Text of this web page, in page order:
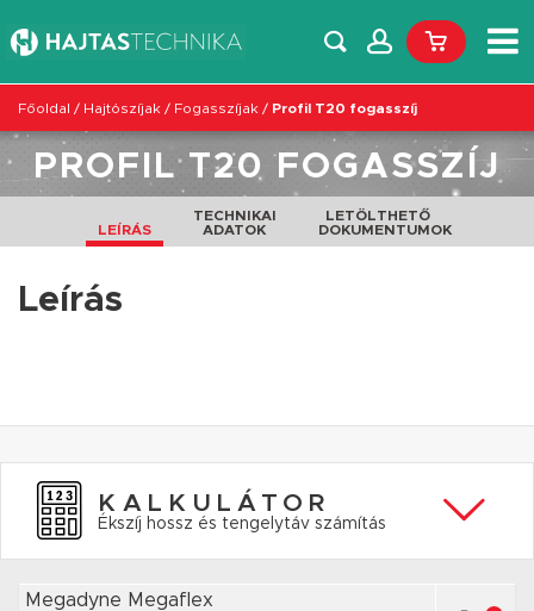
Főoldal / Hajtószíjak / Fogasszíjak / Profil T20 fogasszíj
PROFIL T20 FOGASSZÍJ
LEÍRÁS
TECHNIKAI
ADATOK
LETÖLTHETŐ
DOKUMENTUMOK
Leírás
KALKULÁTOR
Ékszíj hossz és tengelytáv számítás
Megadyne Megaflex